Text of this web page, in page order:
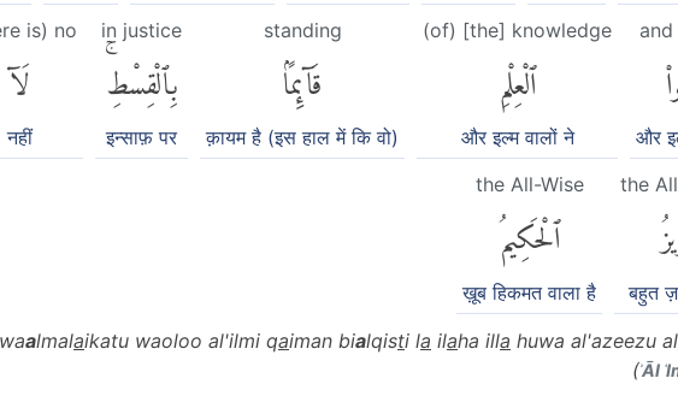
और
(of) [the] knowledge
ٱلْعِلْمِ
और इल्म वालों ने
standing
قَآئِمًۢا
क़ायम है (इस हाल में कि वो)
in justice
بِٱلْقِسْطِۚ
इन्साफ़ पर
is) no
لَآ
नहीं
the
बहुत
the All-Wise
ٱلْحَكِيمُ
ख़ूब हिकमत वाला है
almalaikatu waoloo al'ilmi qaiman bialqisti la ilaha illa huwa al'azeezu al
(ʾĀl